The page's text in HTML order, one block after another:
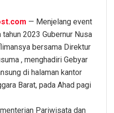
— Menjelang event
2023 Gubernur Nusa
bersama Direktur
, menghadiri Gebyar
di halaman kantor
Barat, pada Ahad pagi
Pariwisata dan